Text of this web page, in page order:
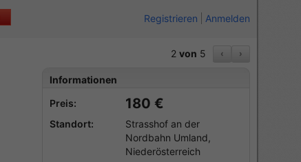
Registrieren Anmelden
2 von 5 ‹ ›
Informationen
Preis:
180 €
Standort:
Strasshof an der
Nordbahn Umland,
Niederösterreich